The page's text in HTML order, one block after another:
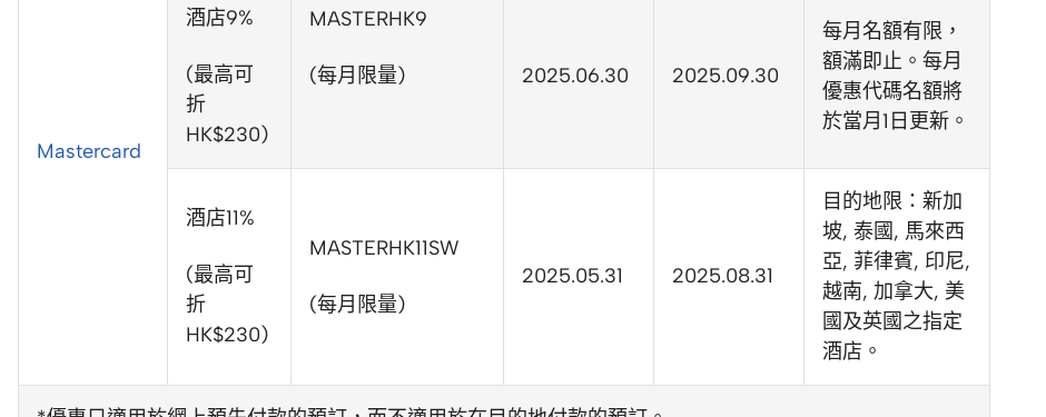
Mastercard
酒店9%
(最高可
折
HK$230)
MASTERHK9
(每月限量) 2025.06.30 2025.09.30
每月名額有限，
額滿即止。每月
優惠代碼名額將
於當月1日更新。
酒店11%
(最高可
折
HK$230)
MASTERHK11SW
(每月限量)
2025.05.31 2025.08.31
目的地限：新加
坡, 泰國, 馬來西
亞, 菲律賓, 印尼,
越南, 加拿大, 美
國及英國之指定
酒店。